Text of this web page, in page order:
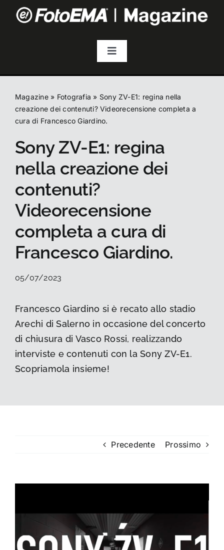
Toggle
Fotografia
Video & Streaming
Audio
Droni
Accessori
La foto del mese
Guide
Cerca
per:
Magazine» Fotografia » Sony ZV-E1: regina nella
creazione dei contenuti? Videorecensione completa a
cura di Francesco Giardino.
Sony ZV-E1: regina
nella creazione dei
contenuti?
Videorecensione
completa a cura di
Francesco Giardino.
05/07/2023
Francesco Giardino si è recato allo stadio
Arechi di Salerno in occasione del concerto
di chiusura di Vasco Rossi, realizzando
interviste e contenuti con la Sony ZV-E1.
Scopriamola insieme!
Precedente Prossimo